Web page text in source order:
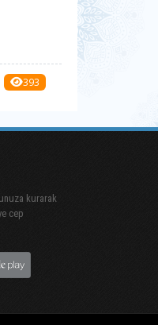
393
kurarak
cep